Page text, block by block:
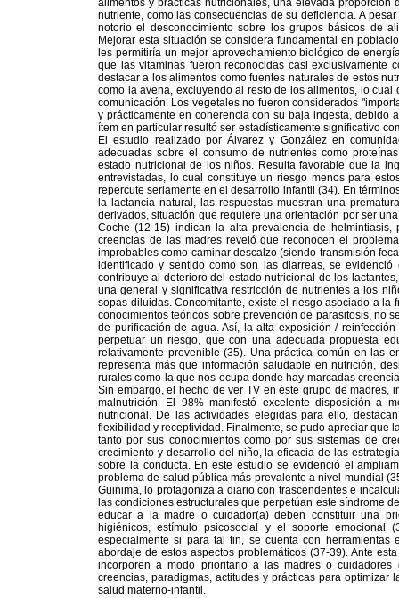
alimentos y prácticas nutricionales, una elevada
nutriente, como las consecuencias de su deficiencia. A
notorio el desconocimiento sobre los grupos básicos de
Mejorar esta situación se considera fundamental en
les permitiría un mejor aprovechamiento biológico de
que las vitaminas fueron reconocidas casi exclusivamente
destacar a los alimentos como fuentes naturales de estos
como la avena, excluyendo al resto de los alimentos, lo
comunicación. Los vegetales no fueron considerados
y prácticamente en coherencia con su baja ingesta, debido
ítem en particular resultó ser estadísticamente significativo
El estudio realizado por Álvarez y González en
adecuadas sobre el consumo de nutrientes como
estado nutricional de los niños. Resulta favorable que la
entrevistadas, lo cual constituye un riesgo menos para
repercute seriamente en el desarrollo infantil (34). En
la lactancia natural, las respuestas muestran una
derivados, situación que requiere una orientación por ser
Coche (12-15) indican la alta prevalencia de
creencias de las madres reveló que reconocen el
improbables como caminar descalzo (siendo transmisión
identificado y sentido como son las diarreas, se
contribuye al deterioro del estado nutricional de los
una general y significativa restricción de nutrientes a los
sopas diluidas. Concomitante, existe el riesgo asociado a la
conocimientos teóricos sobre prevención de parasitosis, no
de purificación de agua. Así, la alta exposición /
perpetuar un riesgo, que con una adecuada propuesta
relativamente prevenible (35). Una práctica común en las
representa más que información saludable en nutrición,
rurales como la que nos ocupa donde hay marcadas
Sin embargo, el hecho de ver TV en este grupo de madres,
malnutrición. El 98% manifestó excelente disposición a
nutricional. De las actividades elegidas para ello,
flexibilidad y receptividad. Finalmente, se pudo apreciar que
tanto por sus conocimientos como por sus sistemas de
crecimiento y desarrollo del niño, la eficacia de las
sobre la conducta. En este estudio se evidenció el
problema de salud pública más prevalente a nivel mundial
Güinima, lo protagoniza a diario con trascendentes e
las condiciones estructurales que perpetúan este síndrome
educar a la madre o cuidador(a) deben constituir una
higiénicos, estímulo psicosocial y el soporte
especialmente si para tal fin, se cuenta con herramientas
abordaje de estos aspectos problemáticos (37-39). Ante
incorporen a modo prioritario a las madres o
creencias, paradigmas, actitudes y prácticas para
salud materno-infantil.